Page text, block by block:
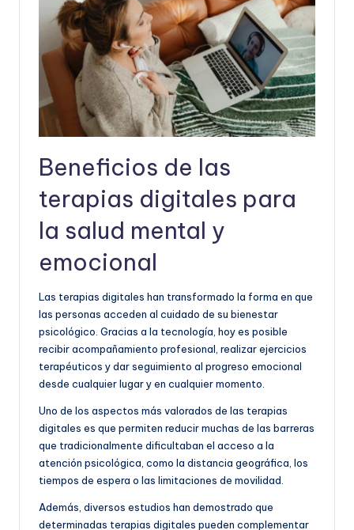
Beneficios de las
terapias digitales para
la salud mental y
emocional
Las terapias digitales han transformado la forma en que
las personas acceden al cuidado de su bienestar
psicológico. Gracias a la tecnología, hoy es posible
recibir acompañamiento profesional, realizar ejercicios
terapéuticos y dar seguimiento al progreso emocional
desde cualquier lugar y en cualquier momento.
Uno de los aspectos más valorados de las terapias
digitales es que permiten reducir muchas de las barreras
que tradicionalmente dificultaban el acceso a la
atención psicológica, como la distancia geográfica, los
tiempos de espera o las limitaciones de movilidad.
Además, diversos estudios han demostrado que
determinadas terapias digitales pueden complementar